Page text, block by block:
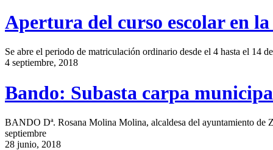
Apertura del curso escolar en
Se abre el periodo de matriculación ordinario desde el 4 hasta el 14
4 septiembre, 2018
Bando: Subasta carpa
BANDO Dª. Rosana Molina Molina, alcaldesa del ayuntamiento de
septiembre
28 junio, 2018